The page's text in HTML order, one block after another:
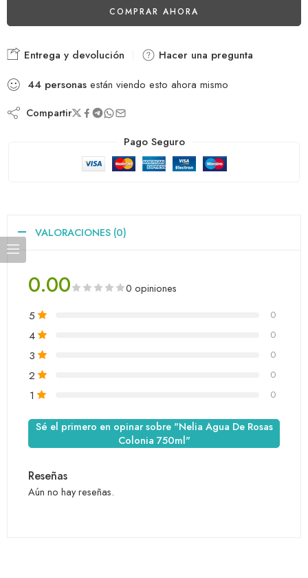
COMPRAR AHORA
Entrega y devolución
Hacer una pregunta
44 personas están viendo esto ahora mismo
Compartir
Pago Seguro
VALORACIONES (0)
0.00 0 opiniones
5 0
4 0
3 0
2 0
1 0
Sé el primero en opinar sobre "Nelia Agua De Rosas
Colonia 750ml"
Reseñas
Aún no hay reseñas.